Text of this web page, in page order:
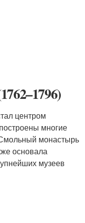
центром
многие
монастырь
основала
музеев